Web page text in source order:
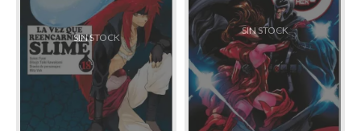
SIN STOCK
SIN STOCK